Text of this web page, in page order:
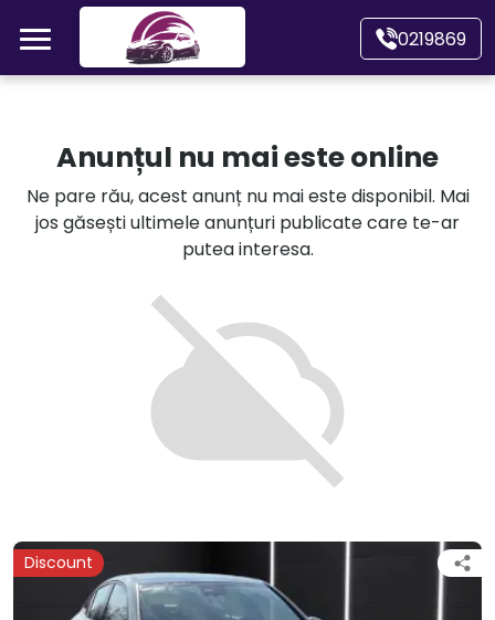
Mergi direct la conținutul principal
0219869
Autoturisme
Motociclete
Autoutilitare
Alte tipuri vehicule
Anunțul nu mai este online
Ne pare rău, acest anunț nu mai este disponibil. Mai
jos găsești ultimele anunțuri publicate care te-ar
putea interesa.
Discount